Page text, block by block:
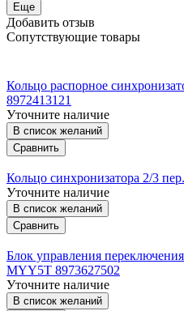
Еще
Добавить отзыв
Сопутствующие товары
Кольцо распорное
8972413121
Уточните наличие
В список желаний
Сравнить
Кольцо синхронизатора 2/3
Уточните наличие
В список желаний
Сравнить
Блок управления
MYY5T 8973627502
Уточните наличие
В список желаний